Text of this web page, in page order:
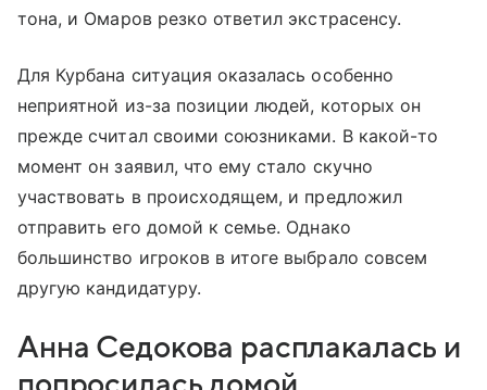
тона, и Омаров резко ответил экстрасенсу.
Для Курбана ситуация оказалась особенно
неприятной из-за позиции людей, которых он
прежде считал своими союзниками. В какой-то
момент он заявил, что ему стало скучно
участвовать в происходящем, и предложил
отправить его домой к семье. Однако
большинство игроков в итоге выбрало совсем
другую кандидатуру.
Анна Седокова расплакалась и